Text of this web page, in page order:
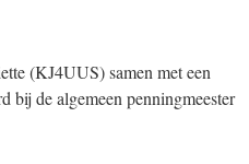
(KJ4UUS) samen met een
bij de algemeen penningmeester